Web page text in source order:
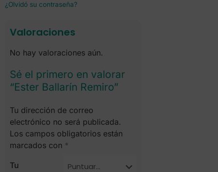
¿Olvidó su contraseña?
Valoraciones
No hay valoraciones aún.
Sé el primero en valorar
“Ester Ballarín Remiro”
Tu dirección de correo
electrónico no será publicada.
Los campos obligatorios están
marcados con *
Tu